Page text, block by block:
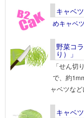
キャベ
めキャベ
野菜コ
り）」
「せん切
で、約
ャベツな
キャベ